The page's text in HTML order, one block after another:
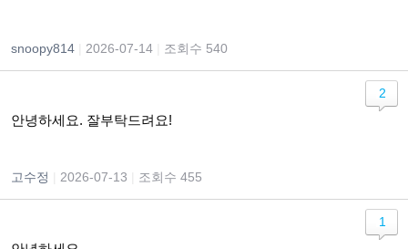
snoopy814 2026-07-14 조회수 540
안녕하세요. 잘부탁드려요!
고수정 2026-07-13 조회수 455
2
1